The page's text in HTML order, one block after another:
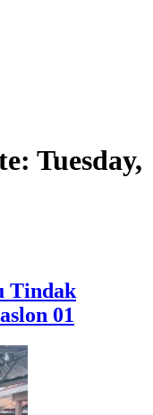
Tuesday,
Tindak
01